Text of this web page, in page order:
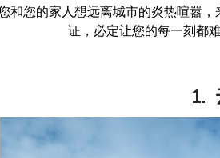
和您的家人想远离城市的炎热喧嚣
证，必定让您的每一刻都
1.